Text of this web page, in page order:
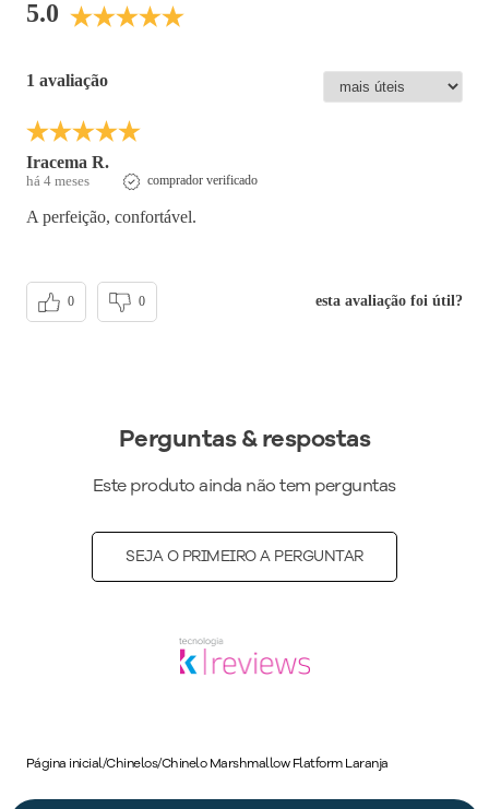
5.0
1 avaliação
Iracema R.
há 4 meses comprador verificado
A perfeição, confortável.
esta avaliação foi útil?
0 0
Perguntas & respostas
Este produto ainda não tem perguntas
SEJA O PRIMEIRO A PERGUNTAR
Página inicial/Chinelos/Chinelo Marshmallow Flatform Laranja